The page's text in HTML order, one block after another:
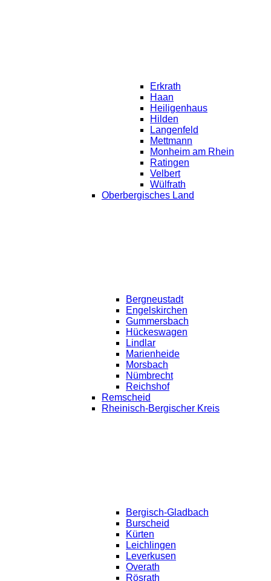
Erkrath
Haan
Heiligenhaus
Hilden
Langenfeld
Mettmann
Monheim am Rhein
Ratingen
Velbert
Wülfrath
Oberbergisches Land
Bergneustadt
Engelskirchen
Gummersbach
Hückeswagen
Lindlar
Marienheide
Morsbach
Nümbrecht
Reichshof
Remscheid
Rheinisch-Bergischer Kreis
Bergisch-Gladbach
Burscheid
Kürten
Leichlingen
Leverkusen
Overath
Rösrath